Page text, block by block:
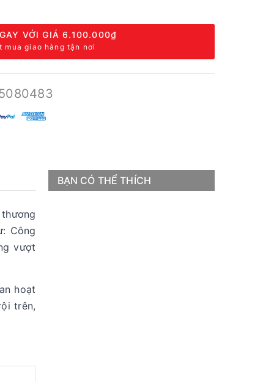
VỚI GIÁ6.100.000₫
mua giao hàng tận nơi
Công
vượt
hoạt
trên,
BẠN CÓ THỂ THÍCH